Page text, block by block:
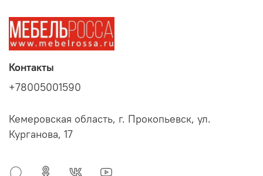
Контакты
+78005001590
Кемеровская область, г. Прокопьевск, ул.
Курганова, 17